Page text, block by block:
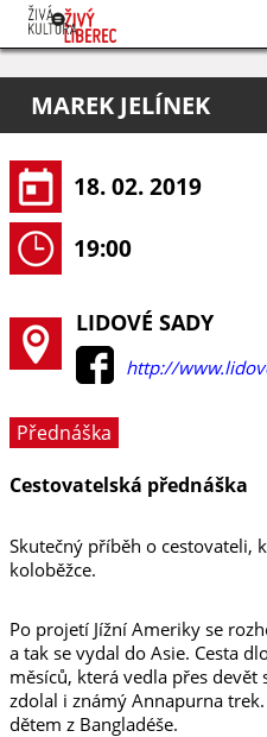
O projektu
Pořadatelé
MAREK JELÍNEK
18. 02. 2019
19:00
LIDOVÉ SADY
http://
Přednáška
Cestovatelská přednáška
Skutečný příběh o cestovateli,
koloběžce.
Po projetí Jížní Ameriky se
a tak se vydal do Asie. Cesta
měsíců, která vedla přes
zdolal i známý Annapurna
dětem z Bangladéše.